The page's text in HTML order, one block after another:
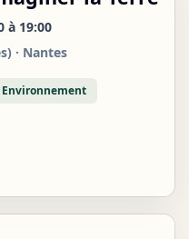
à 19:00
· Nantes
Environnement